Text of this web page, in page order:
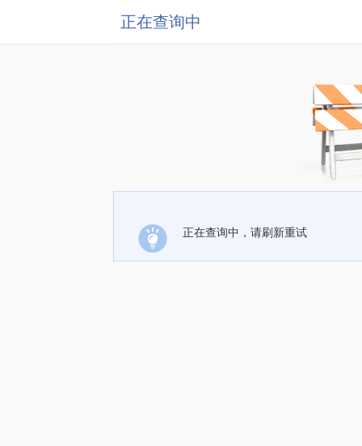
正在查询中
正在查询中，请刷新重试